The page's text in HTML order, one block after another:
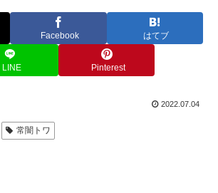
Facebook はてブ
LINE Pinterest
2022.07.04
常闇トワ